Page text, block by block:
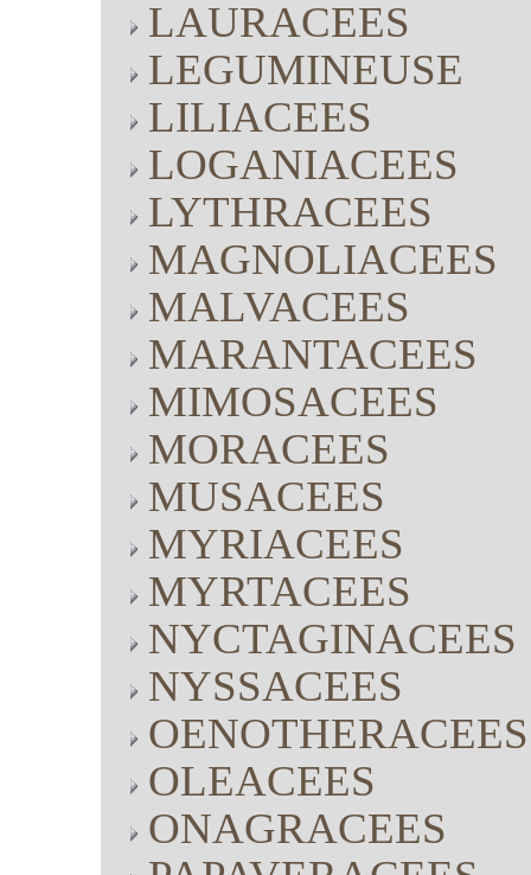
LAURACEES
LEGUMINEUSE
LILIACEES
LOGANIACEES
LYTHRACEES
MAGNOLIACEES
MALVACEES
MARANTACEES
MIMOSACEES
MORACEES
MUSACEES
MYRIACEES
MYRTACEES
NYCTAGINACEES
NYSSACEES
OENOTHERACEES
OLEACEES
ONAGRACEES